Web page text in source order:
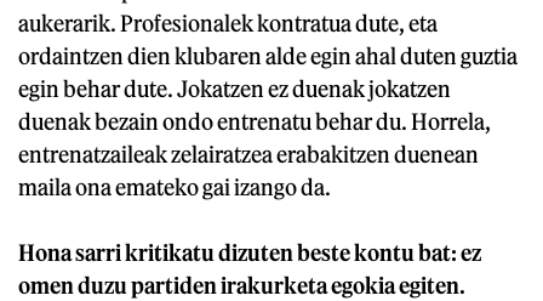
aukerarik. Profesionalek kontratua dute, eta
ordaintzen dien klubaren alde egin ahal duten guztia
egin behar dute. Jokatzen ez duenak jokatzen
duenak bezain ondo entrenatu behar du. Horrela,
entrenatzaileak zelairatzea erabakitzen duenean
maila ona emateko gai izango da.
Hona sarri kritikatu dizuten beste kontu bat: ez
omen duzu partiden irakurketa egokia egiten.